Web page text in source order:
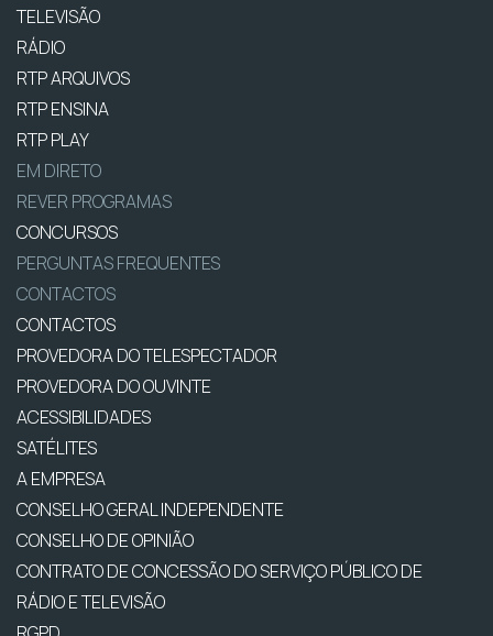
TELEVISÃO
RÁDIO
RTP ARQUIVOS
RTP ENSINA
RTP PLAY
EM DIRETO
REVER PROGRAMAS
CONCURSOS
PERGUNTAS FREQUENTES
CONTACTOS
CONTACTOS
PROVEDORA DO TELESPECTADOR
PROVEDORA DO OUVINTE
ACESSIBILIDADES
SATÉLITES
A EMPRESA
CONSELHO GERAL INDEPENDENTE
CONSELHO DE OPINIÃO
CONTRATO DE CONCESSÃO DO SERVIÇO PÚBLICO DE
RÁDIO E TELEVISÃO